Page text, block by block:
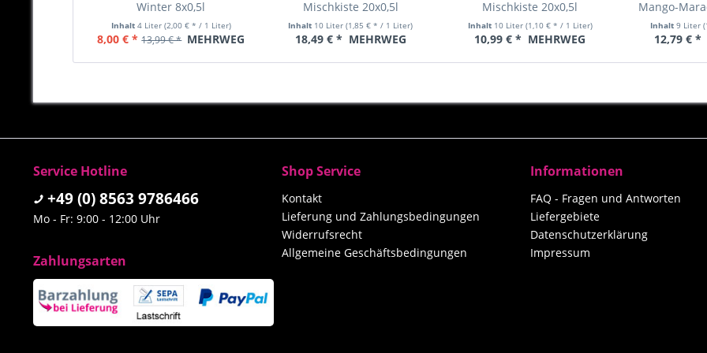
Winter 8x0,5l
Inhalt 4 Liter (2,00 € * / 1 Liter)
8,00 € * 13,99 € * MEHRWEG
Mischkiste 20x0,5l
Inhalt 10 Liter(1,85 € * / 1 Liter)
18,49 € * MEHRWEG
Mischkiste 20x0,5l
Inhalt 10 Liter (1,10 € * / 1 Liter)
10,99 € * MEHRWEG
Mango-
Inhalt 9 Liter
12,79 € *
Service Hotline
+49 (0) 8563 9786466
Mo - Fr: 9:00 - 12:00 Uhr
Zahlungsarten
Shop Service
Kontakt
Lieferung und Zahlungsbedingungen
Widerrufsrecht
Allgemeine Geschäftsbedingungen
Informationen
FAQ - Fragen und Antworten
Liefergebiete
Datenschutzerklärung
Impressum